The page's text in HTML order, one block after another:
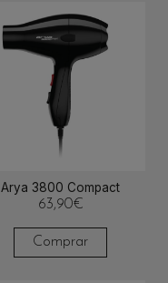
Arya 3800 Compact
63,90€
Comprar